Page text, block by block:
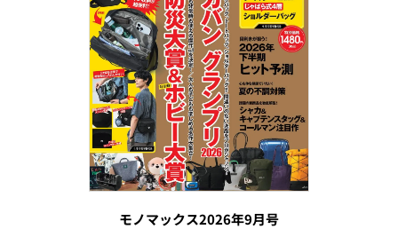
モノマックス2026年9月号